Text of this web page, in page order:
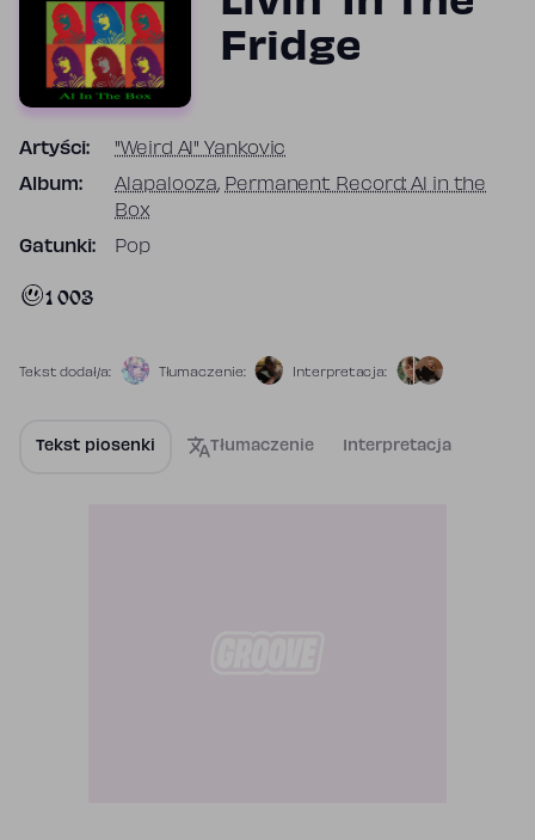
Fridge
Artyści: "Weird Al" Yankovic
Album: Alapalooza, Permanent Record: Al in the
Box
Gatunki: Pop
1 003
Tekst dodał/a: Tłumaczenie: Interpretacja:
Tekst piosenki Tłumaczenie Interpretacja